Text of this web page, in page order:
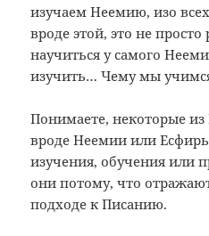
изучаем Неемию, изо
вроде этой, это не
научиться у самого
изучить… Чему мы
Понимаете, некоторые из
вроде Неемии или
изучения, обучения или
они потому, что
подходе к Писанию.